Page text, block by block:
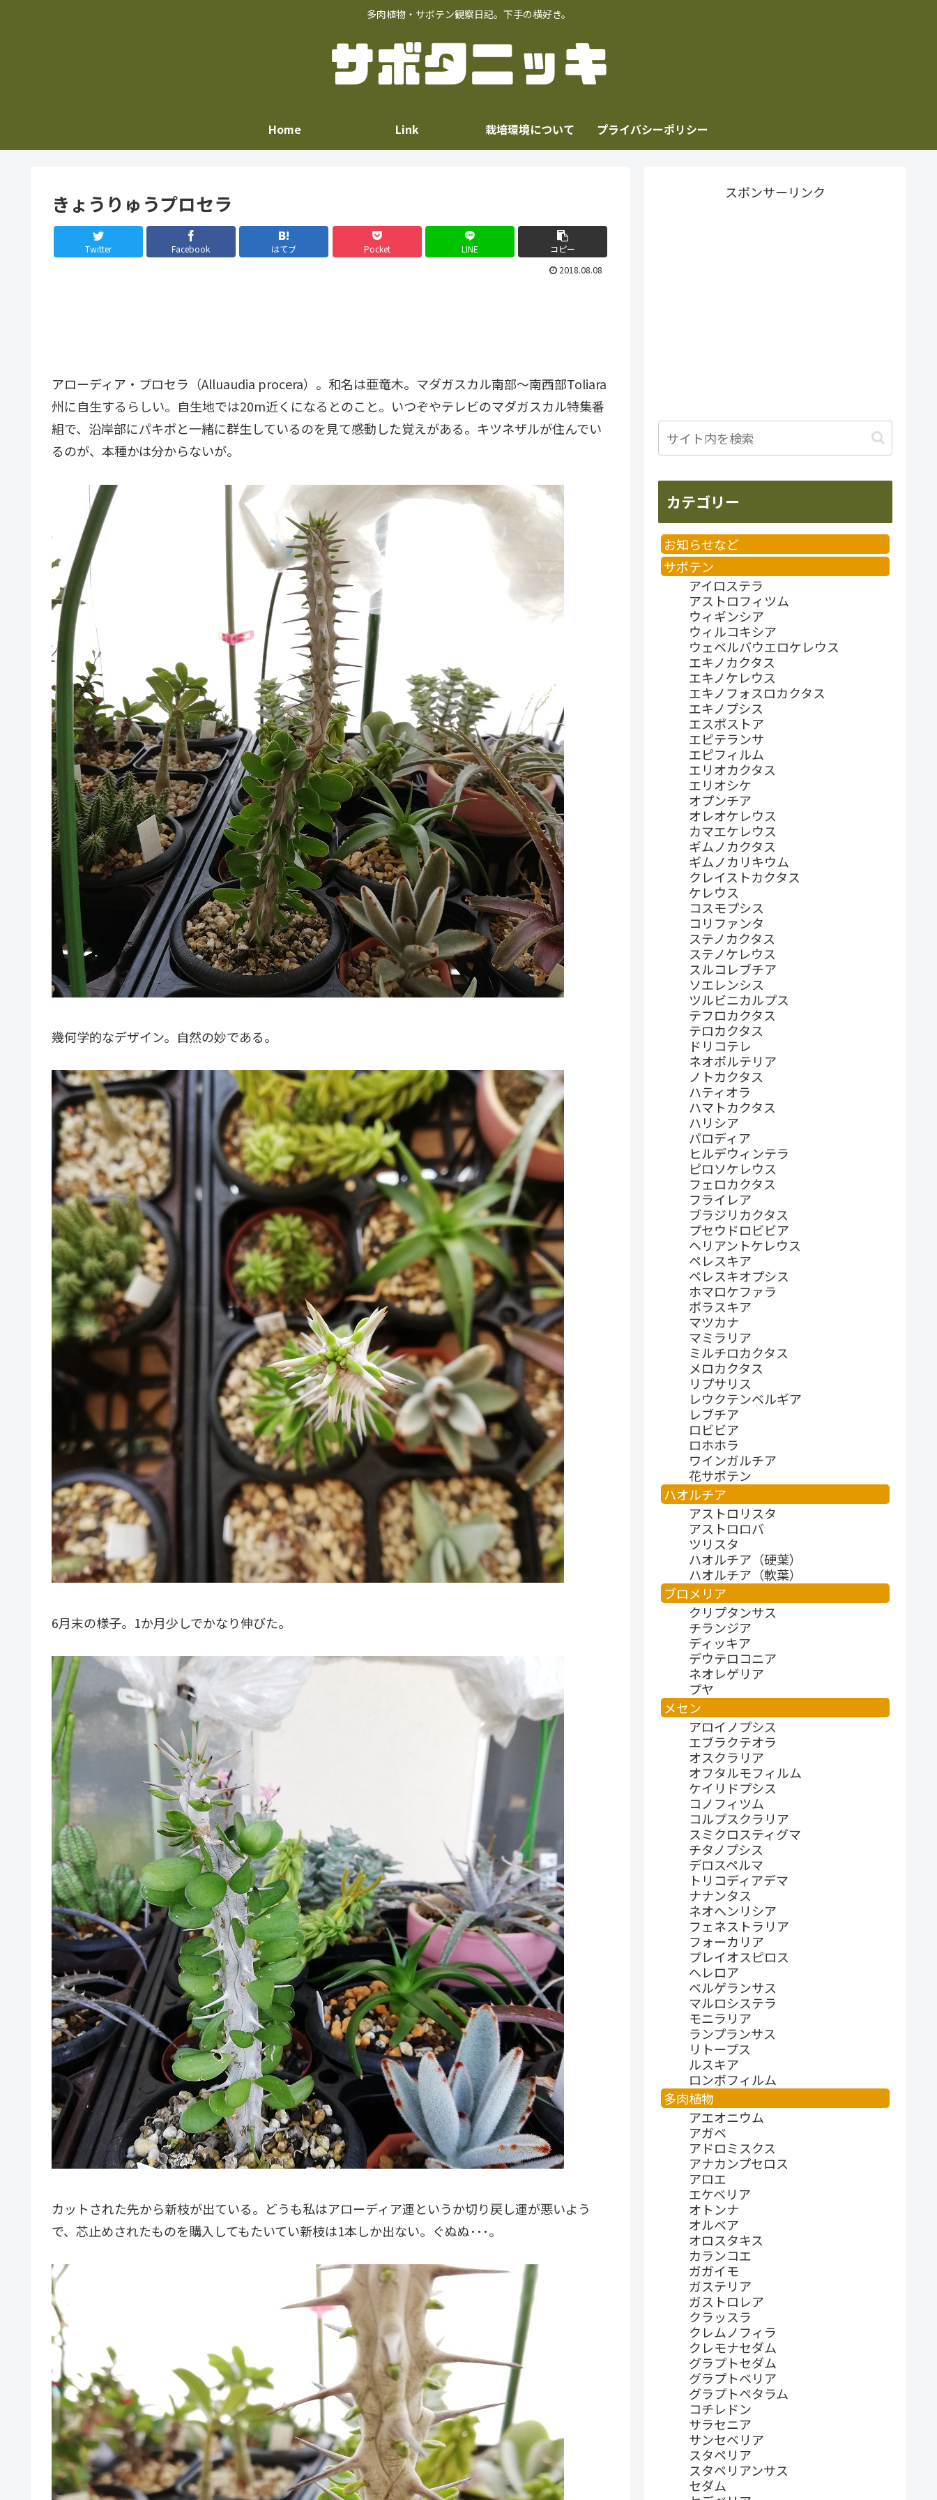
多肉植物・サボテン観察日記。下手の横好き。
Home Link 栽培環境について プライバシーポリシー
きょうりゅうプロセラ
Twitter Facebook はてブ Pocket LINE コピー
2018.08.08
アローディア・プロセラ（Alluaudia procera）。和名は亜竜木。マダガスカル南部～南西部Toliara
州に自生するらしい。自生地では20m近くになるとのこと。いつぞやテレビのマダガスカル特集番
組で、沿岸部にパキポと一緒に群生しているのを見て感動した覚えがある。キツネザルが住んでい
るのが、本種かは分からないが。
幾何学的なデザイン。自然の妙である。
6月末の様子。1か月少しでかなり伸びた。
カットされた先から新枝が出ている。どうも私はアローディア運というか切り戻し運が悪いよう
で、芯止めされたものを購入してもたいてい新枝は1本しか出ない。ぐぬぬ･･･。
スポンサーリンク
カテゴリー
お知らせなど
サボテン
アイロステラ
アストロフィツム
ウィギンシア
ウィルコキシア
ウェベルバウエロケレウス
エキノカクタス
エキノケレウス
エキノフォスロカクタス
エキノプシス
エスポストア
エピテランサ
エピフィルム
エリオカクタス
エリオシケ
オプンチア
オレオケレウス
カマエケレウス
ギムノカクタス
ギムノカリキウム
クレイストカクタス
ケレウス
コスモプシス
コリファンタ
ステノカクタス
ステノケレウス
スルコレブチア
ソエレンシス
ツルビニカルプス
テフロカクタス
テロカクタス
ドリコテレ
ネオポルテリア
ノトカクタス
ハティオラ
ハマトカクタス
ハリシア
パロディア
ヒルデウィンテラ
ピロソケレウス
フェロカクタス
フライレア
ブラジリカクタス
プセウドロビビア
ヘリアントケレウス
ペレスキア
ペレスキオプシス
ホマロケファラ
ポラスキア
マツカナ
マミラリア
ミルチロカクタス
メロカクタス
リプサリス
レウクテンベルギア
レブチア
ロビビア
ロホホラ
ワインガルチア
花サボテン
ハオルチア
アストロリスタ
アストロロバ
ツリスタ
ハオルチア（硬葉）
ハオルチア（軟葉）
ブロメリア
クリプタンサス
チランジア
ディッキア
デウテロコニア
ネオレゲリア
プヤ
メセン
アロイノプシス
エブラクテオラ
オスクラリア
オフタルモフィルム
ケイリドプシス
コノフィツム
コルプスクラリア
スミクロスティグマ
チタノプシス
デロスペルマ
トリコディアデマ
ナナンタス
ネオヘンリシア
フェネストラリア
フォーカリア
プレイオスピロス
ヘレロア
ベルゲランサス
マルロシステラ
モニラリア
ランプランサス
リトープス
ルスキア
ロンボフィルム
多肉植物
アエオニウム
アガベ
アドロミスクス
アナカンプセロス
アロエ
エケベリア
オトンナ
オルベア
オロスタキス
カランコエ
ガガイモ
ガステリア
ガストロレア
クラッスラ
クレムノフィラ
クレモナセダム
グラプトセダム
グラプトベリア
グラプトペタラム
コチレドン
サラセニア
サンセベリア
スタペリア
スタペリアンサス
セダム